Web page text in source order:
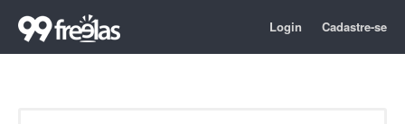
Login Cadastre-se